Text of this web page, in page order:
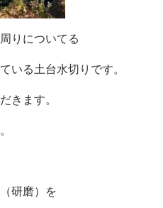
りについてる
いる土台水切りです。
きます。
研磨）を